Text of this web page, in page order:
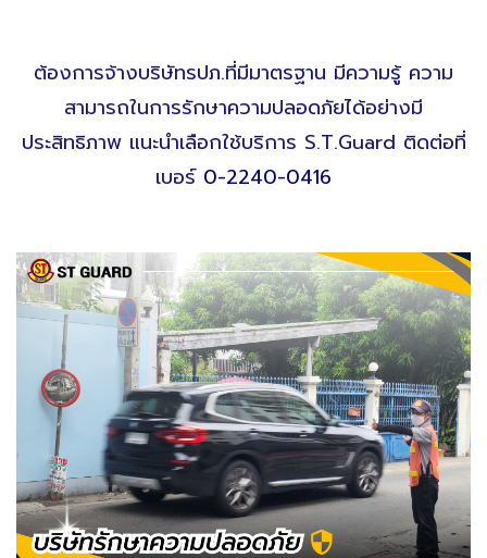
ต้องการจ้างบริษัทรปภ.ที่มีมาตรฐาน มีความรู้ ความ
สามารถในการรักษาความปลอดภัยได้อย่างมี
ประสิทธิภาพ แนะนำเลือกใช้บริการ S.T.Guard ติดต่อที่
เบอร์ 0-2240-0416